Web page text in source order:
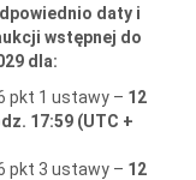
daty i
wstępnej do
dla:
pkt 1 ustawy – 12
17:59 (UTC +
pkt 3 ustawy – 12